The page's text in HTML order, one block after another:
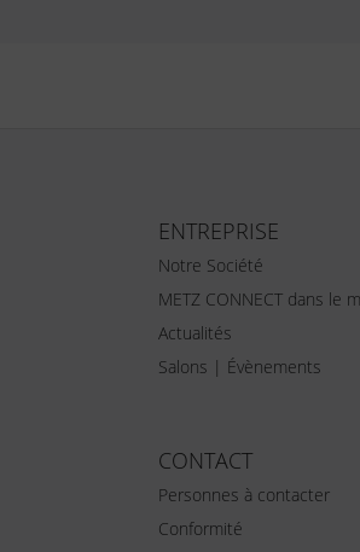
ENTREPRISE
Notre Société
METZ CONNECT dans le
Actualités
Salons | Évènements
CONTACT
Personnes à contacter
Conformité